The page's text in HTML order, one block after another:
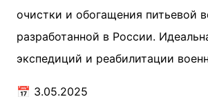
очистки и обогащения питьевой
разработанной в России.
экспедиций и реабилитации
📅 3.05.2025